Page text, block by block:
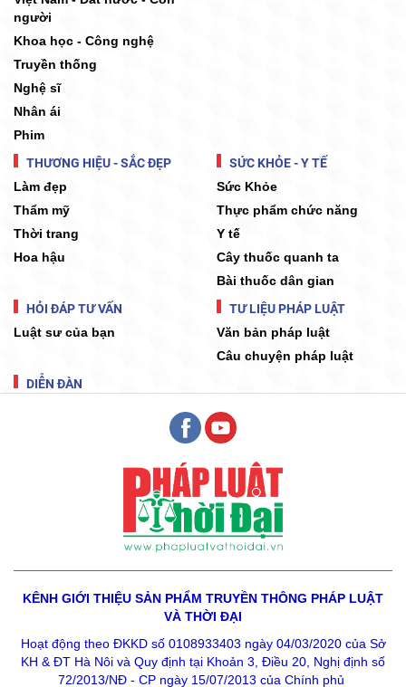
người
Khoa học - Công nghệ
Truyền thống
Nghệ sĩ
Nhân ái
Phim
THƯƠNG HIỆU - SẮC ĐẸP
Làm đẹp
Thẩm mỹ
Thời trang
Hoa hậu
SỨC KHỎE - Y TẾ
Sức Khỏe
Thực phẩm chức năng
Y tế
Cây thuốc quanh ta
Bài thuốc dân gian
HỎI ĐÁP TƯ VẤN
Luật sư của bạn
TƯ LIỆU PHÁP LUẬT
Văn bản pháp luật
Câu chuyện pháp luật
DIỄN ĐÀN
KÊNH GIỚI THIỆU SẢN PHẨM TRUYỀN THÔNG PHÁP LUẬT
VÀ THỜI ĐẠI
Hoạt động theo ĐKKD số 0108933403 ngày 04/03/2020 của Sở
KH & ĐT Hà Nôi và Quy định tại Khoản 3, Điều 20, Nghị định số
72/2013/NĐ - CP ngày 15/07/2013 của Chính phủ